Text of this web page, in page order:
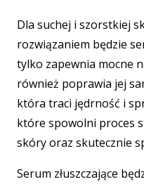
Dla suchej i szorstkiej
rozwiązaniem będzie
tylko zapewnia mocne
również poprawia jej
która traci jędrność i
które spowolni proces
skóry oraz skutecznie
Serum złuszczające